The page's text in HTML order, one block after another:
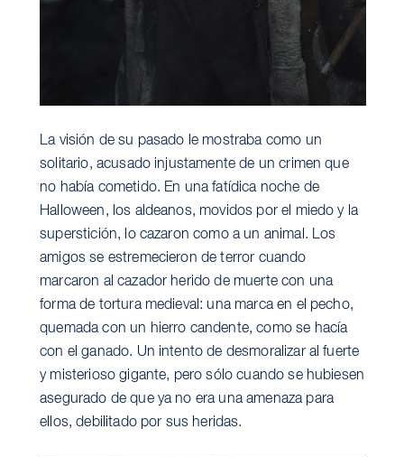
La visión de su pasado le mostraba como un
solitario, acusado injustamente de un crimen que
no había cometido. En una fatídica noche de
Halloween, los aldeanos, movidos por el miedo y la
superstición, lo cazaron como a un animal. Los
amigos se estremecieron de terror cuando
marcaron al cazador herido de muerte con una
forma de tortura medieval: una marca en el pecho,
quemada con un hierro candente, como se hacía
con el ganado. Un intento de desmoralizar al fuerte
y misterioso gigante, pero sólo cuando se hubiesen
asegurado de que ya no era una amenaza para
ellos, debilitado por sus heridas.